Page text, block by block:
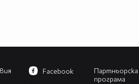
Партньорска
програма
Facebook